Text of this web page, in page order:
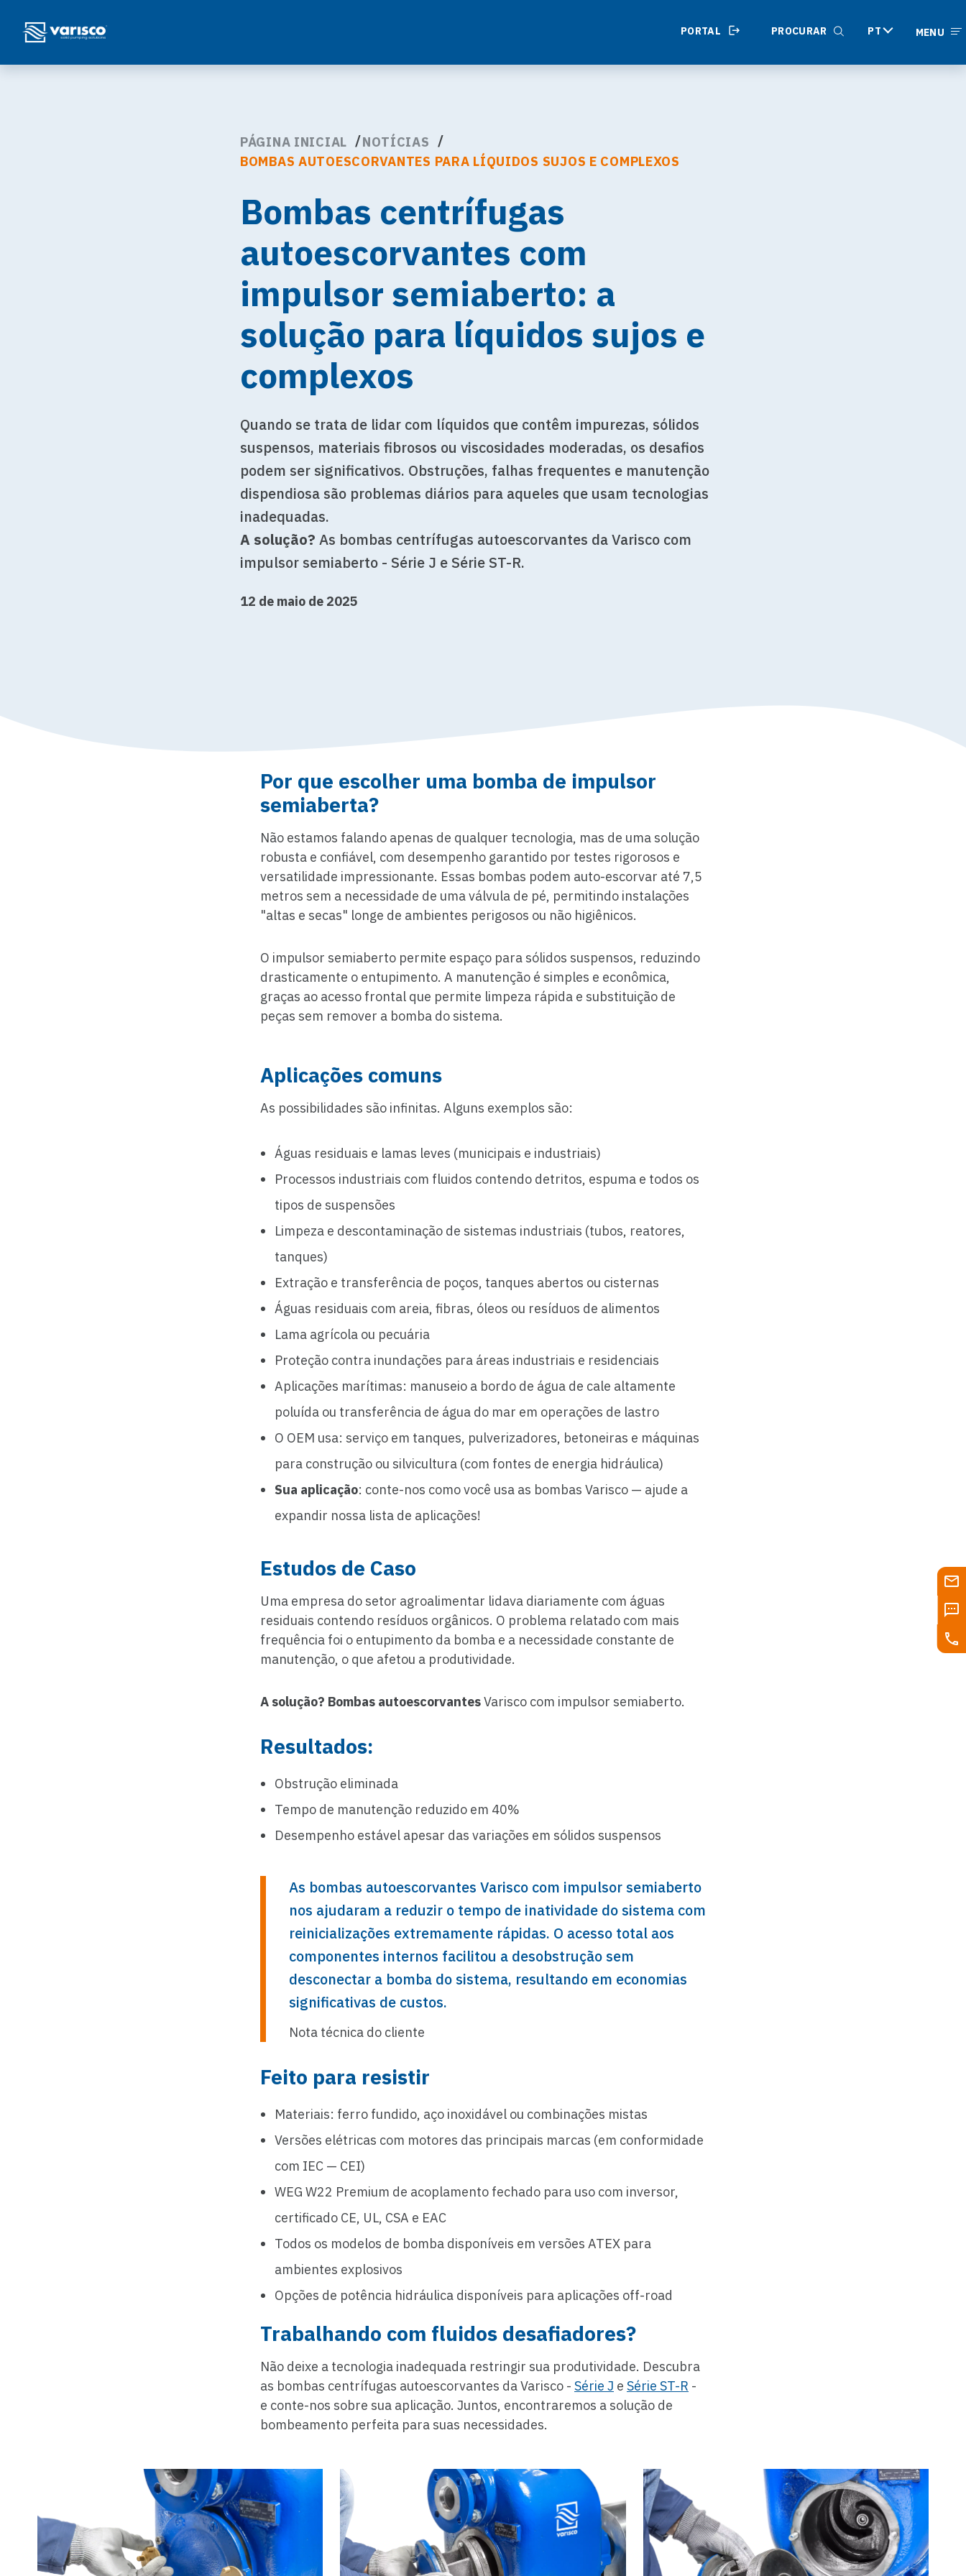
PORTAL PROCURAR PT MENU
PÁGINA INICIAL
NOTÍCIAS
BOMBAS AUTOESCORVANTES PARA LÍQUIDOS SUJOS E COMPLEXOS
Bombas centrífugas
autoescorvantes com
impulsor semiaberto: a
solução para líquidos sujos e
complexos
Quando se trata de lidar com líquidos que contêm impurezas, sólidos
suspensos, materiais fibrosos ou viscosidades moderadas, os desafios
podem ser significativos. Obstruções, falhas frequentes e manutenção
dispendiosa são problemas diários para aqueles que usam tecnologias
inadequadas.
A solução? As bombas centrífugas autoescorvantes da Varisco com
impulsor semiaberto - Série J eSérie ST-R.
12 de maio de 2025
Por que escolher uma bomba de impulsor
semiaberta?
Não estamos falando apenas de qualquer tecnologia, mas de uma solução
robusta e confiável, com desempenho garantido por testes rigorosos e
versatilidade impressionante. Essas bombas podem auto-escorvar até 7,5
metros sem a necessidade de uma válvula de pé, permitindo instalações
"altas e secas" longe de ambientes perigosos ou não higiênicos.
O impulsor semiaberto permite espaço para sólidos suspensos, reduzindo
drasticamente o entupimento. A manutenção é simples e econômica,
graças ao acesso frontal que permite limpeza rápida e substituição de
peças sem remover a bomba do sistema.
Aplicações comuns
As possibilidades são infinitas. Alguns exemplos são:
Águas residuais e lamas leves (municipais e industriais)
Processos industriais com fluidos contendo detritos, espuma e todos os
tipos de suspensões
Limpeza e descontaminação de sistemas industriais (tubos, reatores,
tanques)
Extração e transferência de poços, tanques abertos ou cisternas
Águas residuais com areia, fibras, óleos ou resíduos de alimentos
Lama agrícola ou pecuária
Proteção contra inundações para áreas industriais e residenciais
Aplicações marítimas: manuseio a bordo de água de cale altamente
poluída ou transferência de água do mar em operações de lastro
O OEM usa: serviço em tanques, pulverizadores, betoneiras e máquinas
para construção ou silvicultura (com fontes de energia hidráulica)
Sua aplicação: conte-nos como você usa as bombas Varisco — ajude a
expandir nossa lista de aplicações!
Estudos de Caso
Uma empresa do setor agroalimentar lidava diariamente com águas
residuais contendo resíduos orgânicos. O problema relatado com mais
frequência foi o entupimento da bomba e a necessidade constante de
manutenção, o que afetou a produtividade.
A solução? Bombas autoescorvantesVarisco com impulsor semiaberto.
Resultados:
Obstrução eliminada
Tempo de manutenção reduzido em 40%
Desempenho estável apesar das variações em sólidos suspensos
As bombas autoescorvantes Varisco com impulsor semiaberto
nos ajudaram a reduzir o tempo de inatividade do sistema com
reinicializações extremamente rápidas. O acesso total aos
componentes internos facilitou a desobstrução sem
desconectar a bomba do sistema, resultando em economias
significativas de custos.
Nota técnica do cliente
Feito para resistir
Materiais: ferro fundido, aço inoxidável ou combinações mistas
Versões elétricas com motores das principais marcas (em conformidade
com IEC — CEI)
WEG W22 Premium de acoplamento fechado para uso com inversor,
certificado CE, UL, CSA e EAC
Todos os modelos de bomba disponíveis em versões ATEX para
ambientes explosivos
Opções de potência hidráulica disponíveis para aplicações off-road
Trabalhando com fluidos desafiadores?
Não deixe a tecnologia inadequada restringir sua produtividade. Descubra
as bombas centrífugas autoescorvantes da Varisco - Série J e Série ST-R -
e conte-nos sobre sua aplicação. Juntos, encontraremos a solução de
bombeamento perfeita para suas necessidades.